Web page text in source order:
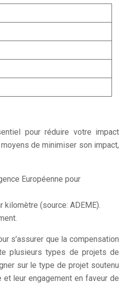
pour réduire votre impact
de minimiser son impact,
Européenne pour
(source: ADEME).
s’assurer que la compensation
plusieurs types de projets de
sur le type de projet soutenu
leur engagement en faveur de